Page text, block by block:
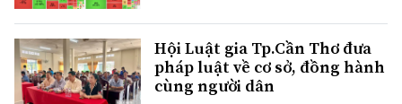
Hội Luật gia Tp.Cần Thơ đưa
pháp luật về cơ sở, đồng hành
cùng người dân